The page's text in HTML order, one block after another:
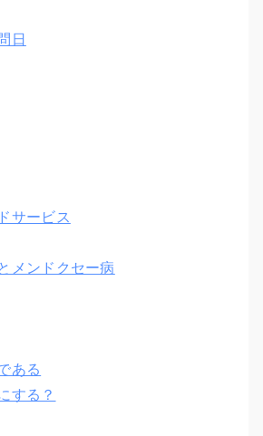
日
サービス
メンドクセー病
ある
する？